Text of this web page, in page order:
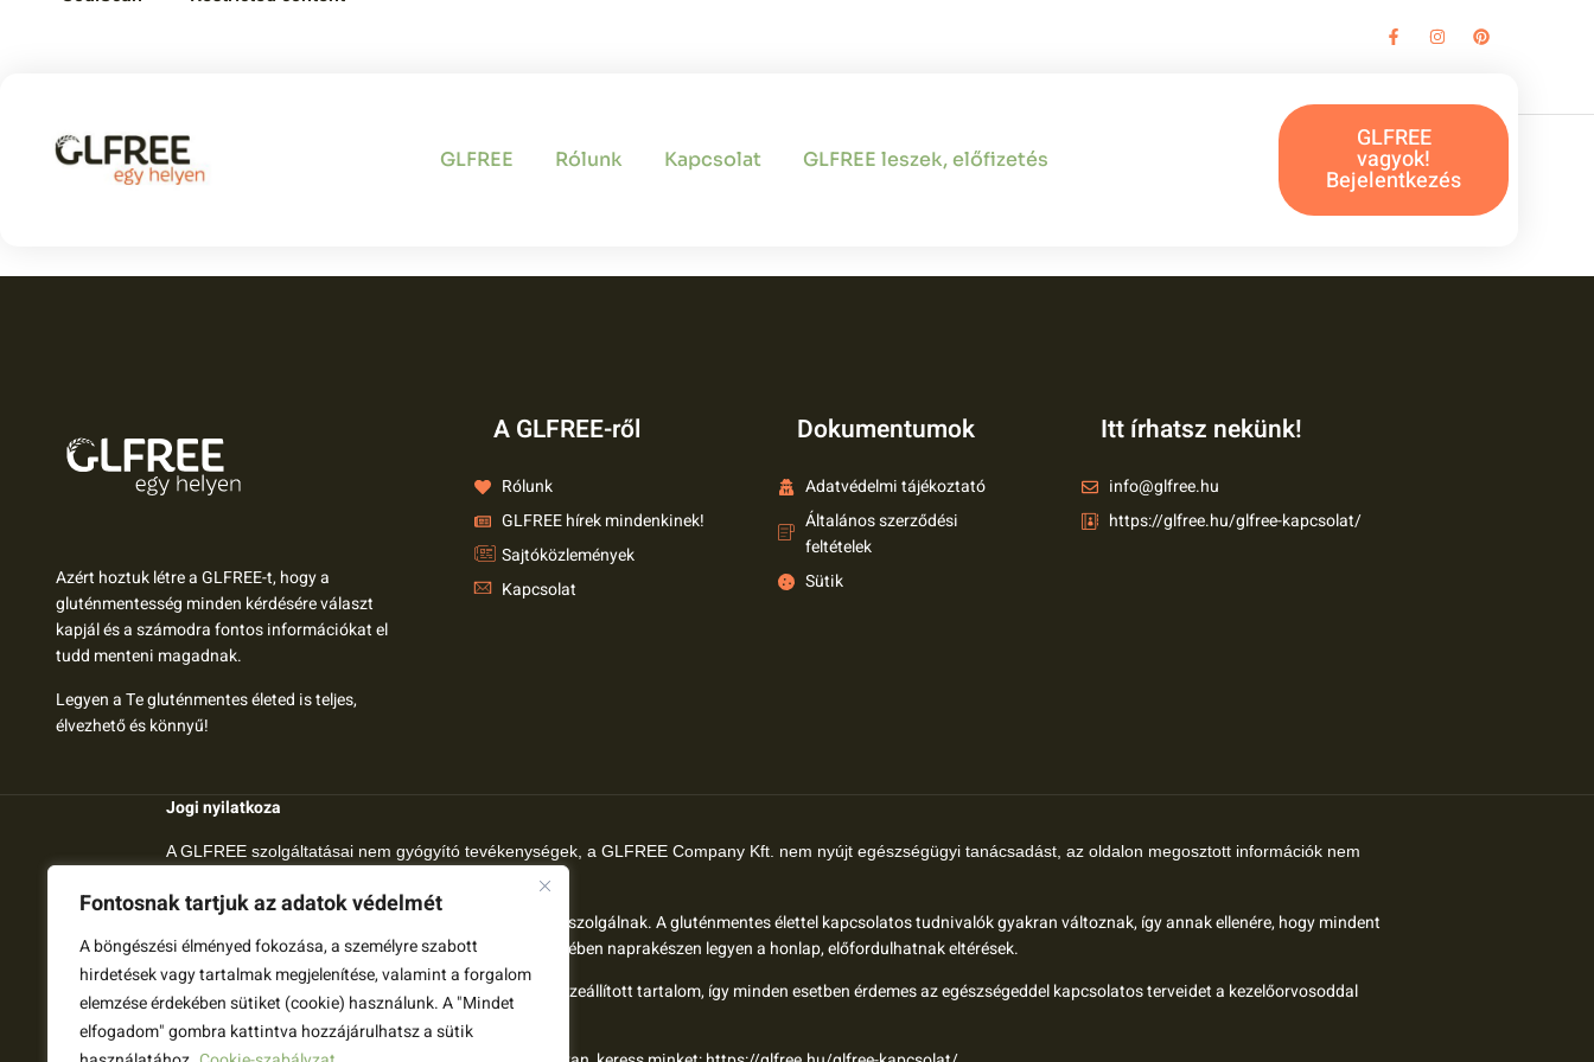
Fontosnak tartjuk az adatok védelmét
A böngészési élményed fokozása, a személyre szabott
hirdetések vagy tartalmak megjelenítése, valamint a forgalom
elemzése érdekében sütiket (cookie) használunk. A "Mindet
elfogadom" gombra kattintva hozzájárulhatsz a sütik
GLFREE Rólunk Kapcsolat GLFREE leszek, előfizetés
GLFREE
vagyok!
Bejelentkezés
FinomsáGaiM Gluténmentes
Sütöde
Azért hoztuk létre a GLFREE-t, hogy a
gluténmentesség minden kérdésére választ
kapjál és a számodra fontos információkat el
tudd menteni magadnak.
Legyen a Te gluténmentes életed is teljes,
élvezhető és könnyű!
A GLFREE-ről
Rólunk
GLFREE hírek mindenkinek!
Sajtóközlemények
Kapcsolat
Dokumentumok
Adatvédelmi tájékoztató
Általános szerződési
feltételek
Sütik
Itt írhatsz nekünk!
info@glfree.hu
https://glfree.hu/glfree-kapcsolat/
Jogi nyilatkoza
A GLFREE szolgáltatásai nem gyógyító tevékenységek, a GLFREE Company Kft. nem nyújt egészségügyi tanácsadást, az oldalon megosztott információk nem
helyettesítik az orvosi kezelést és szaktanácsokat.
A glfree.hu tartalmak tájékoztatási és oktatási célokat szolgálnak. A gluténmentes élettel kapcsolatos tudnivalók gyakran változnak, így annak ellenére, hogy mindent
megteszünk, hogy a gluténmentes világ minden kérdésében naprakészen legyen a honlap, előfordulhatnak eltérések.
A glfree.hu-n megjelenő tartalom nem orvosok által összeállított tartalom, így minden esetben érdemes az egészségeddel kapcsolatos terveidet a kezelőorvosoddal
megbeszélni.